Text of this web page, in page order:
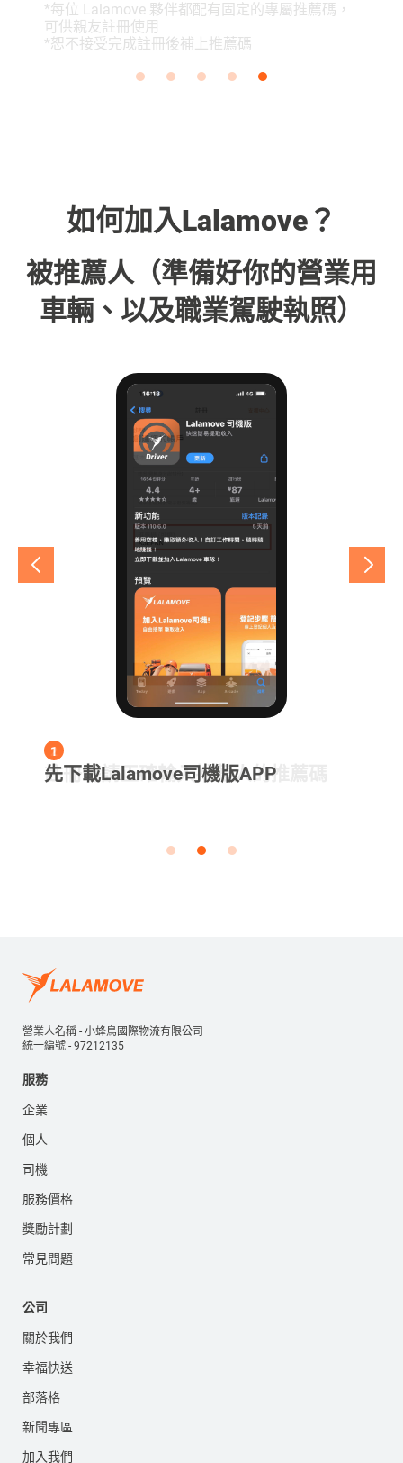
*每位 Lalamove 夥伴都配有固定的專屬推薦碼，
可供親友註冊使用
*恕不接受完成註冊後補上推薦碼
*每位 Lalamove 夥伴都配有固定的專屬推薦碼，
可供親友註冊使用
*恕不接受完成註冊後補上推薦碼
如何加入Lalamove？
被推薦人（準備好你的營業用
車輛、以及職業駕駛執照）
3
繳費開通後，完成2張訂單即可獲得
1
先下載Lalamove司機版APP
2
註冊時請正確輸入推薦人的推薦碼
3
繳費開通後，完成2張訂單即可獲得
1
先下載Lalamove司機版APP
營業人名稱 - 小蜂鳥國際物流有限公司
統一編號 - 97212135
服務
企業
個人
司機
服務價格
獎勵計劃
常見問題
公司
關於我們
幸福快送
部落格
新聞專區
加入我們